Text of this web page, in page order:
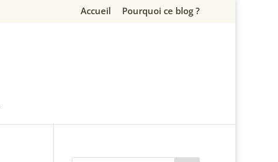
Accueil Pourquoi ce blog ?